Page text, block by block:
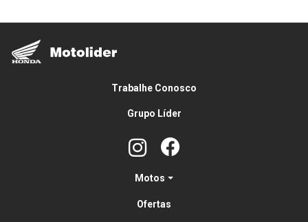
Trabalhe Conosco
Grupo Líder
Motos
Ofertas